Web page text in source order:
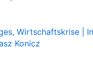
, Wirtschaftskrise |
Konicz